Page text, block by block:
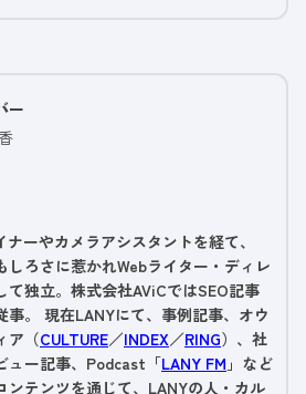
ー
ナーやカメラアシスタントを経て、
しろさに惹かれWebライター・ディレ
て独立。株式会社AViCではSEO記事
事。 現在LANYにて、事例記事、オウ
ア（CULTURE／INDEX／RING）、社
ュー記事、Podcast「LANY FM 」など
ンテンツを通じて、LANYの人・カル